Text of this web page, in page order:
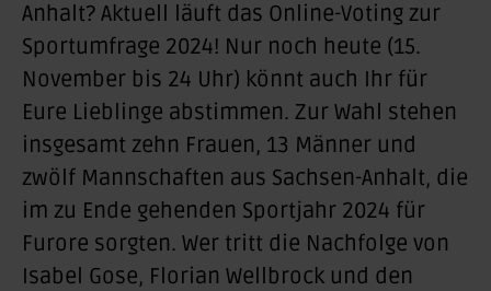
Anhalt? Aktuell läuft das Online-Voting zur
Sportumfrage 2024! Nur noch heute (15.
November bis 24 Uhr) könnt auch Ihr für
Eure Lieblinge abstimmen. Zur Wahl stehen
insgesamt zehn Frauen, 13 Männer und
zwölf Mannschaften aus Sachsen-Anhalt, die
im zu Ende gehenden Sportjahr 2024 für
Furore sorgten. Wer tritt die Nachfolge von
Isabel Gose, Florian Wellbrock und den